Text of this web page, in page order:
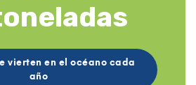
vierten en el océano cada
año